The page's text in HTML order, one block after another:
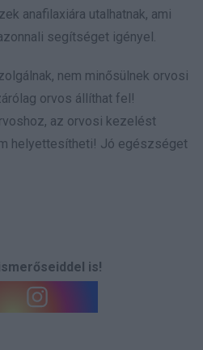
anafilaxiára utalhatnak, ami
segítséget igényel.
nem minősülnek orvosi
orvos állíthat fel!
az orvosi kezelést
helyettesítheti! Jó egészséget
is!